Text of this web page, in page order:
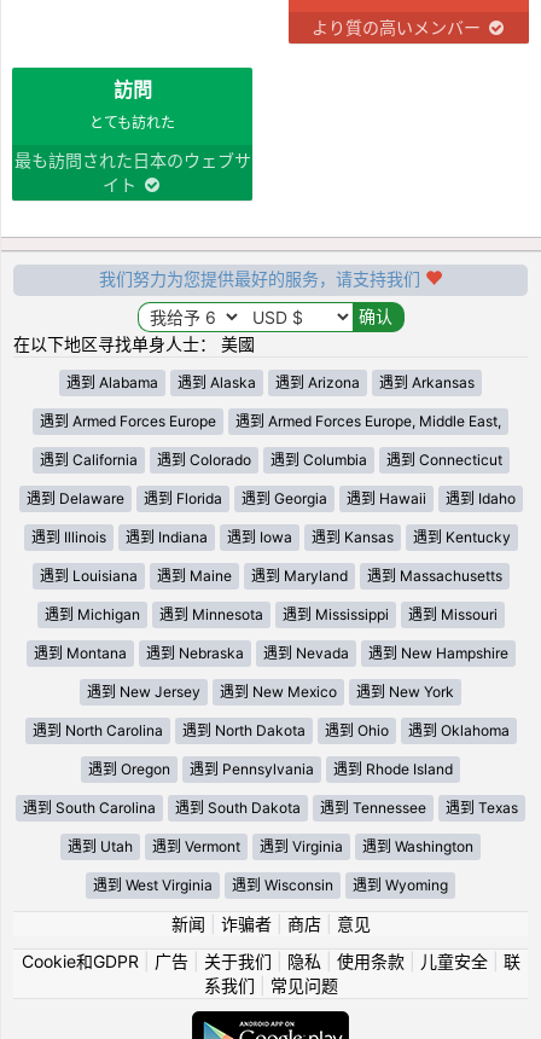
より質の高いメンバー
訪問
とても訪れた
最も訪問された日本のウェブサ
イト
我们努力为您提供最好的服务，请支持我们
在以下地区寻找单身人士： 美國
遇到 Alabama 遇到 Alaska 遇到 Arizona 遇到 Arkansas
遇到 Armed Forces Europe 遇到 Armed Forces Europe, Middle East,
遇到 California 遇到 Colorado 遇到 Columbia 遇到 Connecticut
遇到 Delaware 遇到 Florida 遇到 Georgia 遇到 Hawaii 遇到 Idaho
遇到 Illinois 遇到 Indiana 遇到 Iowa 遇到 Kansas 遇到 Kentucky
遇到 Louisiana 遇到 Maine 遇到 Maryland 遇到 Massachusetts
遇到 Michigan 遇到 Minnesota 遇到 Mississippi 遇到 Missouri
遇到 Montana 遇到 Nebraska 遇到 Nevada 遇到 New Hampshire
遇到 New Jersey 遇到 New Mexico 遇到 New York
遇到 North Carolina 遇到 North Dakota 遇到 Ohio 遇到 Oklahoma
遇到 Oregon 遇到 Pennsylvania 遇到 Rhode Island
遇到 South Carolina 遇到 South Dakota 遇到 Tennessee 遇到 Texas
遇到 Utah 遇到 Vermont 遇到 Virginia 遇到 Washington
遇到 West Virginia 遇到 Wisconsin 遇到 Wyoming
新闻 诈骗者| 商店| 意见
Cookie和GDPR
广告| 关于我们 隐私 使用条款| 儿童安全| 联
系我们
常见问题